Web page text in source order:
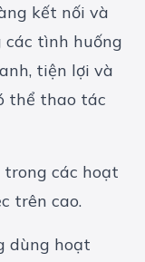
kết nối và
các tình huống
tiện lợi và
thể thao tác
trong các hoạt
trên cao.